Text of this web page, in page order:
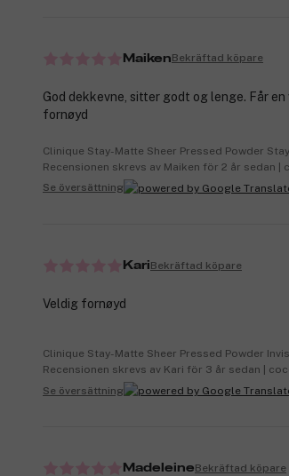
MaikenBekräftad köpare
God dekkevne, sitter godt og lenge. Får
fornøyd
Clinique Stay-Matte Sheer Pressed Powder Stay
Recensionen skrevs av Maiken för 2 år sedan |
Se översättning
KariBekräftad köpare
Veldig fornøyd
Clinique Stay-Matte Sheer Pressed Powder
Recensionen skrevs av Kari för 3 år sedan |
Se översättning
MadeleineBekräftad köpare